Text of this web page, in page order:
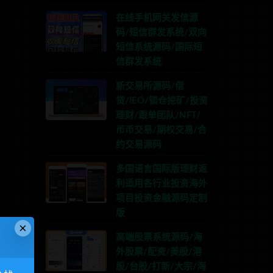
在线手机网关发信源
码/短信群发系统/双向
短信系统源码/国际短
信群发系统
新交易所源码/借
贷/IEO/锁仓挖矿/投资
理财/跟单团队/NFT/
币币交易/期权交易/合
约交易源码
多国语言国际版理财返
利适用各行业投资海外
项目投资金融源码定制
版
高端股票系统源码/海
外股票/配资/美股/港
股/台股/打新/大宗/海
×